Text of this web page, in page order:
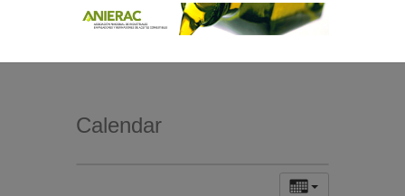
Calendar